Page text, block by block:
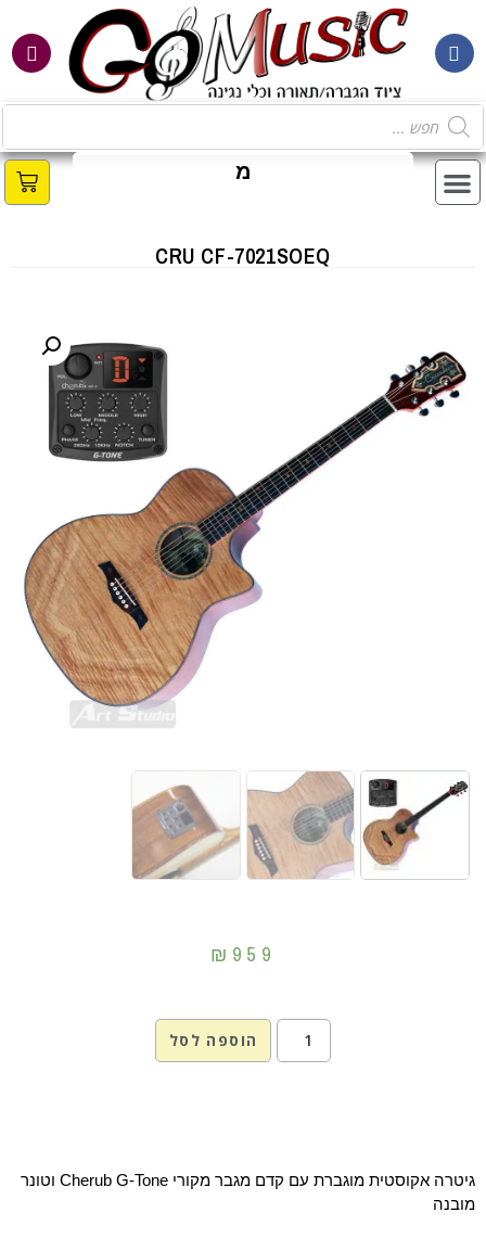
מב
CRU CF-7021SOEQ
₪ 959
הוספה לסל
גיטרה אקוסטית מוגברת עם קדם מגבר מקורי Cherub G-Tone וטונר
מובנה